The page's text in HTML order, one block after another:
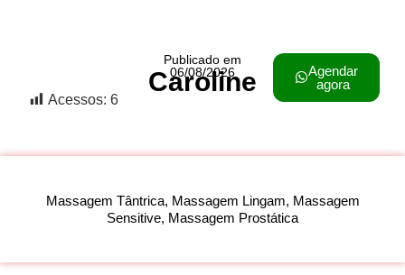
Caroline
Acessos: 6
Publicado em
06/08/2026
Agendar
agora
Massagem Tântrica, Massagem Lingam, Massagem
Sensitive, Massagem Prostática